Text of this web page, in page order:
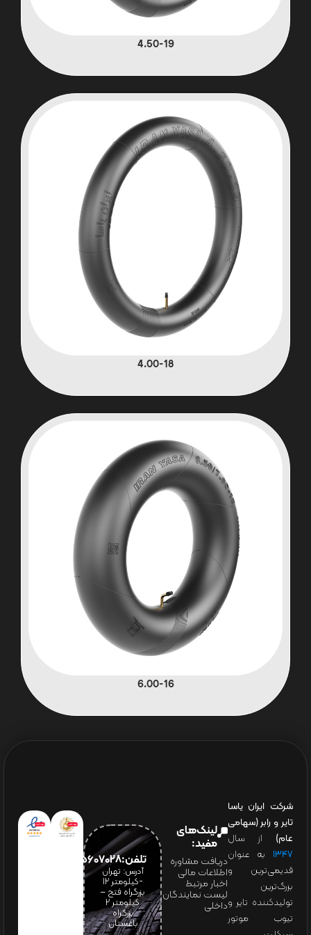
4.50-19
4.00-18
6.00-16
شرکت ایران یاسا
تایر و رابر (سهامی
عام) از سال
۱۳۴۷ به عنوان
قدیمی‌ترین و
بزرگ‌ترین
تولیدکننده تایر و
تیوب موتور
لینک‌های
مفید:
دریافت مشاوره
اطلاعات مالی
اخبار مرتبط
لیست نمایندگان
داخلی
تلفن:65607028(021)
آدرس: تهران
-کیلومتر 12
بزرگراه فتح –
کیلومتر ۲
بزرگراه
باغستان